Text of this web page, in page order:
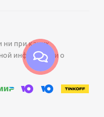
ни при каких
информации о